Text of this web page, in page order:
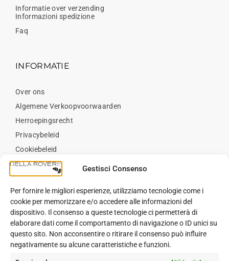
Gestisci Consenso
Per fornire le migliori esperienze, utilizziamo tecnologie come i
cookie per memorizzare e/o accedere alle informazioni del
dispositivo. Il consenso a queste tecnologie ci permetterà di
elaborare dati come il comportamento di navigazione o ID unici su
questo sito. Non acconsentire o ritirare il consenso può influire
negativamente su alcune caratteristiche e funzioni.
Informatie over verzending
Informazioni spedizione
Faq
INFORMATIE
Over ons
Algemene Verkoopvoorwaarden
Herroepingsrecht
Privacybeleid
Cookiebeleid
Neem contact op met
BLOG
Blog